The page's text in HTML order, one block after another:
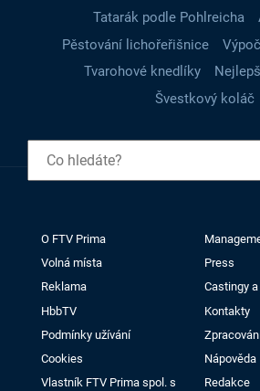
Tatarák podle Pohlreicha
Pěstování lichořeřišnice
Tvarohové knedlíky
Švestkový koláč
O FTV Prima
Volná místa
Press
Reklama
Castingy a
HbbTV
Kontakty
Podmínky užívání
Cookies
Nápověda
Vlastník FTV Prima spol. s
Redakce